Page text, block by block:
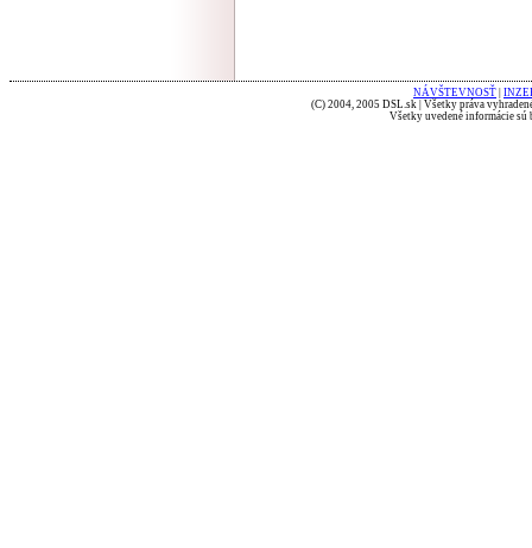
NÁVŠTEVNOSŤ
(C) 2004, 2005 DSL.sk | Všetky práva
Všetky uvedené informácie sú